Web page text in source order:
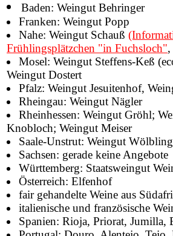
Baden: Weingut Behringer
Franken: Weingut Popp
Nahe: Weingut Schauß
Frühlingsplätzchen "in Fuchsloch"
Mosel: Weingut Steffens-Keß
Weingut Dostert
Pfalz: Weingut Jesuitenhof,
Rheingau: Weingut Nägler
Rheinhessen: Weingut Gröhl;
Knobloch; Weingut Meiser
Saale-Unstrut: Weingut
Sachsen: gerade keine Angebote
Württemberg: Staatsweingut
Österreich: Elfenhof
fair gehandelte Weine aus
italienische und französische
Spanien: Rioja, Priorat, Jumilla,